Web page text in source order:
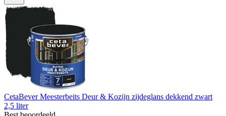
CetaBever Meesterbeits Deur & Kozijn zijdeglans dekkend zwart
2,5 liter